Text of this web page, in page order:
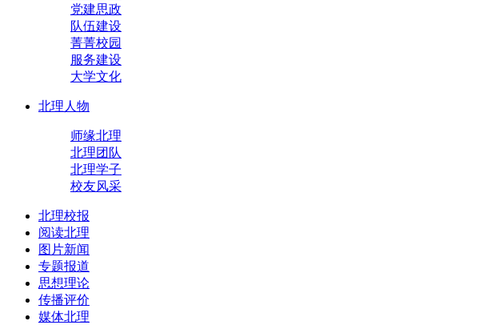
党建思政
队伍建设
菁菁校园
服务建设
大学文化
北理人物
师缘北理
北理团队
北理学子
校友风采
北理校报
阅读北理
图片新闻
专题报道
思想理论
传播评价
媒体北理